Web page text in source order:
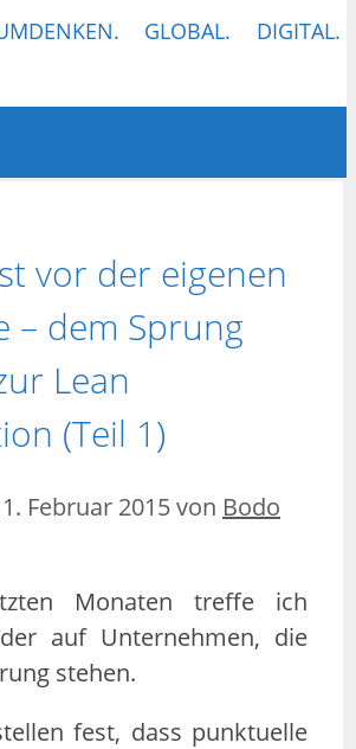
GLOBAL. DIGITAL.
vor der eigenen
– dem Sprung
Lean
(Teil 1)
Februar 2015von Bodo
Monaten treffe ich
auf Unternehmen, die
stehen.
fest, dass punktuelle